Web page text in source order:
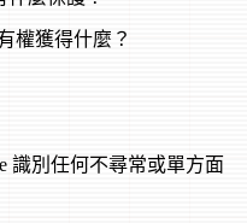
權獲得什麼？
識別任何不尋常或單方面